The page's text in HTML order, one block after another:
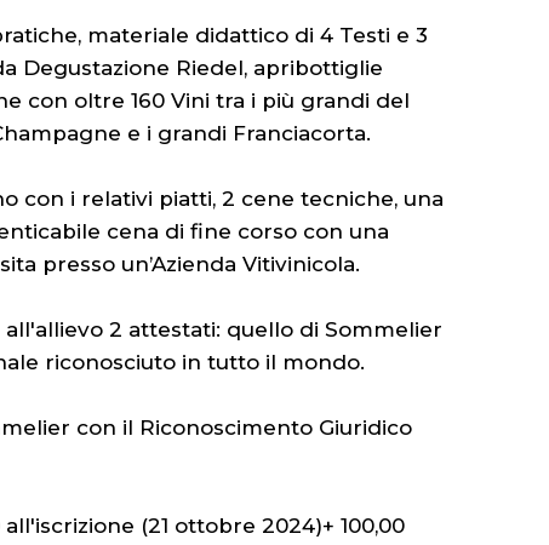
materiale didattico di 4 Testi e 3
Degustazione Riedel, apribottiglie
con oltre 160 Vini tra i più grandi del
e i grandi Franciacorta.
con i relativi piatti, 2 cene tecniche, una
cena di fine corso con una
presso un’Azienda Vitivinicola.
2 attestati: quello di Sommelier
riconosciuto in tutto il mondo.
con il Riconoscimento Giuridico
(21 ottobre 2024)+ 100,00